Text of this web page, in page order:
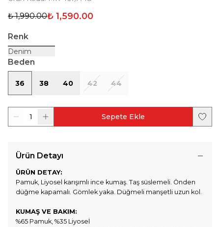
₺ 1,990.00₺ 1,590.00
Renk
Denim
Beden
36 38 40 42 44
1 Sepete Ekle
Ürün Detayı
ÜRÜN DETAY:
Pamuk, Liyosel karışımlı ince kumaş. Taş süslemeli. Önden
düğme kapamalı. Gömlek yaka. Düğmeli manşetli uzun kol.
KUMAŞ VE BAKIM:
%65 Pamuk, %35 Liyosel